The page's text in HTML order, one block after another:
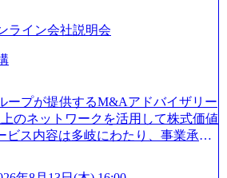
理解を持つコンサルタントが集うXs
ジーに深い知見を持つシンプレクス
の協力体制を築いている Xspear社
public/images/20240925204111_caa9
メンバー情
member/)一部抜粋 - 伊勢山 昇吾氏:
長戦略、PMI推進、業務改革等の幅
https://storag
production.appspot.com/public/image
6e64-4566-aea4-924f21977d35_120
our-vision-production.a
グローバル人財育成を目
効果的なプレゼンのポイントを掴
「プレゼン研修」、自社キャリア
のキャリア構築をめざす「キャリ
ライン会社説明会
ープが提供するM&Aアドバイザリー
のネットワークを活用して株式価値
ビス内容は多岐にわたり、事業承継
、幅広いニーズに対応 譲渡企業に